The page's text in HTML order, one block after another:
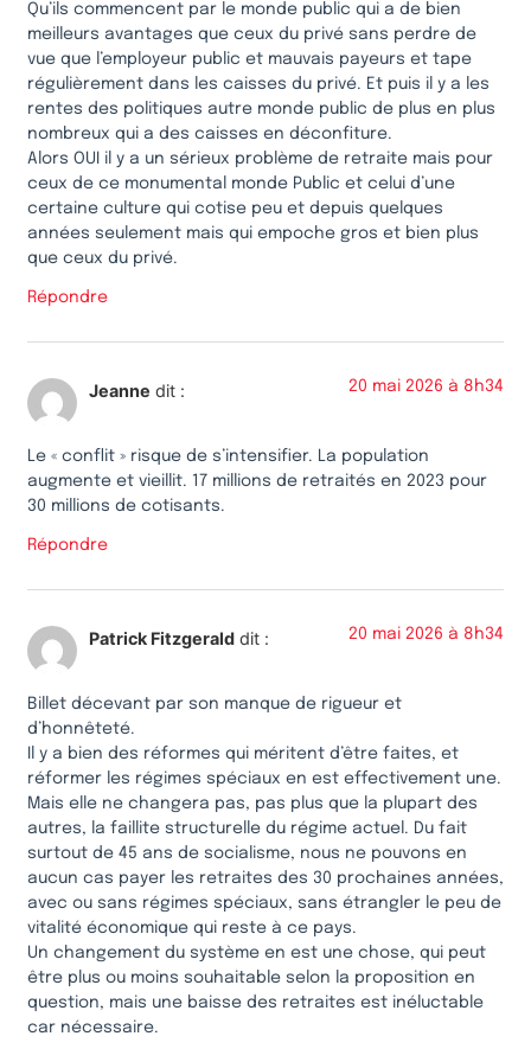
Qu’ils commencent par le monde public qui a de bien
meilleurs avantages que ceux du privé sans perdre de
vue que l’employeur public et mauvais payeurs et tape
régulièrement dans les caisses du privé. Et puis il y a les
rentes des politiques autre monde public de plus en plus
nombreux qui a des caisses en déconfiture.
Alors OUI il y a un sérieux problème de retraite mais pour
ceux de ce monumental monde Public et celui d’une
certaine culture qui cotise peu et depuis quelques
années seulement mais qui empoche gros et bien plus
que ceux du privé.
Répondre
Jeanne dit : 20 mai 2026 à 8h34
Le « conflit » risque de s’intensifier. La population
augmente et vieillit. 17 millions de retraités en 2023 pour
30 millions de cotisants.
Répondre
Patrick Fitzgerald dit : 20 mai 2026 à 8h34
Billet décevant par son manque de rigueur et
d’honnêteté.
Il y a bien des réformes qui méritent d’être faites, et
réformer les régimes spéciaux en est effectivement une.
Mais elle ne changera pas, pas plus que la plupart des
autres, la faillite structurelle du régime actuel. Du fait
surtout de 45 ans de socialisme, nous ne pouvons en
aucun cas payer les retraites des 30 prochaines années,
avec ou sans régimes spéciaux, sans étrangler le peu de
vitalité économique qui reste à ce pays.
Un changement du système en est une chose, qui peut
être plus ou moins souhaitable selon la proposition en
question, mais une baisse des retraites est inéluctable
car nécessaire.